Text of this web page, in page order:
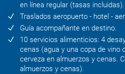
en línea regular (tasas incluidas).
Traslados aeropuerto - hotel -
Guía acompañante en destino.
10 servicios alimenticios: 4
cenas (agua y una copa de vino
cerveza en almuerzos y cenas.
almuerzos y cenas).